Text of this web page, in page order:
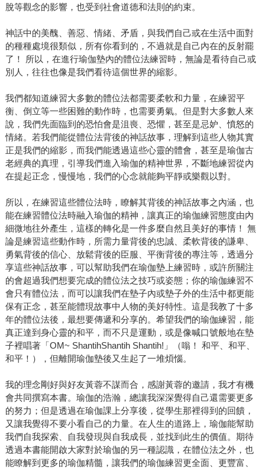
脫等觀念的影響，也受到社會道德和法則的約束。
神話中的美醜、善惡、情緒、矛盾，與我們自己或在生活中面對
的種種處境很類似，所有你看到的，不過就是自己內在的反射罷
了！ 所以，在進行瑜伽墊內的體位法練習時，無論是看待自己或
別人，往往也像是我們看待這個世界的縮影。
我們都知道練習大多數的體位法都需要柔軟和力量，在練習平
衡、倒立等一些困難的動作時，也需要勇氣。但是對大多數人來
說，我們先面臨到的恐怕會是沮喪、恐懼，甚至是忌妒、憤怒的
情緒。若我們能從體位法背後的神話故事，理解到這些人物其實
正是我們的縮影，而我們能透過這些心靈的體會，甚至是瑜伽古
老經典的真理，引導我們進入瑜伽的精神世界，不斷地練習從內
在提起正念，慢慢地，我們的心念就能夠平靜或樂觀以對。
所以，在練習這些體位法時，瞭解其背後的神話故事之內涵，也
能在練習體位法時融入瑜伽的精神，讓真正的瑜伽練習態度由內
細微地往外產生，這樣的轉化是一件多麼自然且美好的事情！ 無
論是練習這些動作時，所需力量背後的忠誠、柔軟背後的謙卑、
勇氣背後的信心、放鬆背後的臣服、平衡背後的專注等，透過分
享這些神話故事，可以幫助我們在瑜伽墊上練習時，或許所關注
的會超過我們想要完成的體位法之技巧或姿態；你的瑜伽練習不
會只有體位法，而可以讓我們在墊子內或墊子外的生活中都更能
保有正念，甚至能體現故事中人物的美好特性。這是我教了十多
年的體位法後，最想要傳遞和分享的。希望我們的瑜伽練習，能
真正達到身心靈的和平，而不只是運動，或是像喊口號般地在墊
子裡唱著「OM~ ShantihShantih Shantih!」（嗡！ 和平、和平、
和平！），但離開瑜伽墊後又生起了一堆煩惱。
我的理念剛好與好友黃蓉不謀而合，感謝黃蓉的邀請，我才有機
會共同撰寫本書。瑜伽的浩瀚，總讓我深深覺得自己還需要更多
的努力；但是透過在瑜伽課上分享後，從學生那裡得到的回饋，
又讓我覺得不要小看自己的力量。在人生的道路上，瑜伽能幫助
我們自我探索、自我發現與自我成長，並找到此生的價值。期待
透過本書能開啟大家對於瑜伽的另一種認識，在體位法之外，也
能瞭解到更多的瑜伽精髓，讓我們的瑜伽練習更全面、更豐富、